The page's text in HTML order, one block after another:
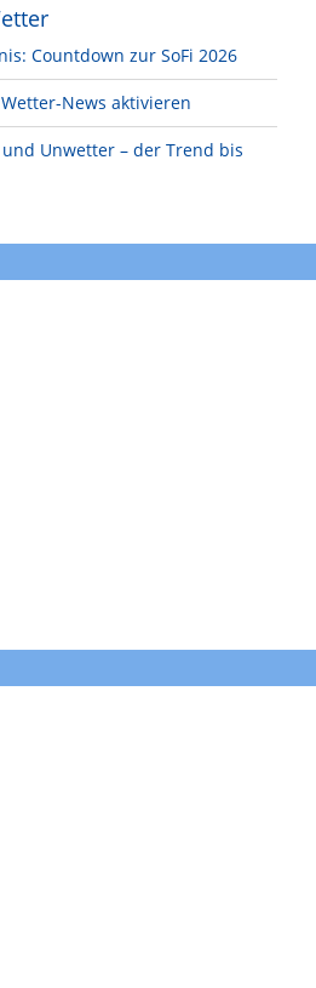
Countdown zur SoFi 2026
News aktivieren
und Unwetter – der Trend bis